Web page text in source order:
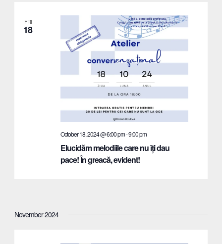
FRI
18
October 18, 2024 @ 6:00 pm-9:00 pm
Elucidăm melodiile care nu îți dau
pace! În greacă, evident!
November 2024